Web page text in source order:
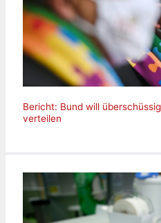
Bericht: Bund will
verteilen